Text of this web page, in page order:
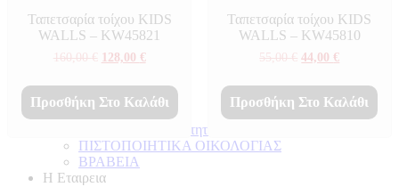
Πιστοποιητικά ποιότητας
ΠΙΣΤΟΠΟΙΗΤΙΚΑ ΟΙΚΟΛΟΓΙΑΣ
ΒΡΑΒΕΙΑ
Η Εταιρεια
Ταπετσαρία τοίχου KIDS
WALLS – KW45821
160,00€ Original
was:
160,00 €.
128,00 €Η
τιμή
είναι:
128,00 €.
Προσθήκη Στο Καλάθι
Ταπετσαρία τοίχου KIDS
WALLS – KW45810
55,00€ Original
was:
55,00 €.
44,00 €Η
τιμή
είναι:
44,00 €.
Προσθήκη Στο Καλάθι